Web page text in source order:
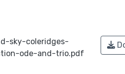
sky-coleridges-
ode-and-trio.pdf